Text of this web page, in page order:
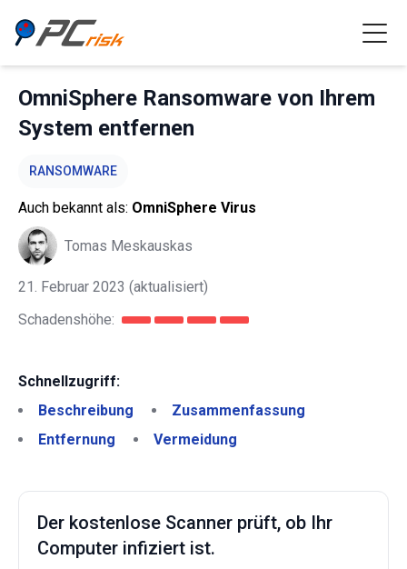
OmniSphere Ransomware von Ihrem
System entfernen
RANSOMWARE
Auch bekannt als: OmniSphere Virus
Tomas Meskauskas
21. Februar 2023 (aktualisiert)
Schadenshöhe:
Schnellzugriff:
Beschreibung
Zusammenfassung
Entfernung
Vermeidung
Der kostenlose Scanner prüft, ob Ihr
Computer infiziert ist.